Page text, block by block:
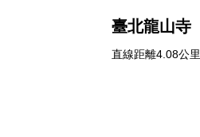
臺北龍山寺
直線距離4.08公里